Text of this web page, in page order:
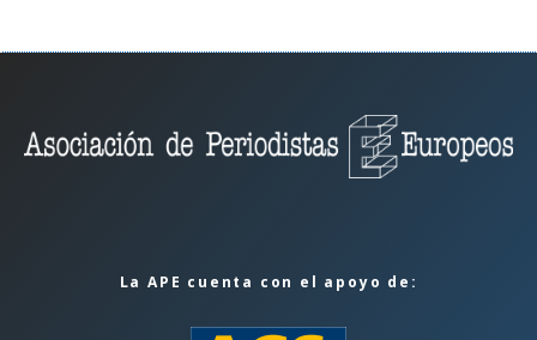
La APE cuenta con el apoyo de: